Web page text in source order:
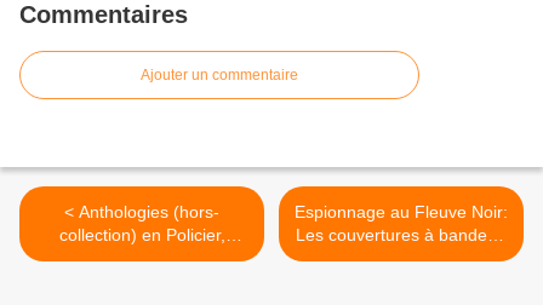
Commentaires
Ajouter un commentaire
< Anthologies (hors-
collection) en Policier,
Science-fiction, Fantastique
Espionnage au Fleuve Noir:
Les couvertures à bandeau
rouge >